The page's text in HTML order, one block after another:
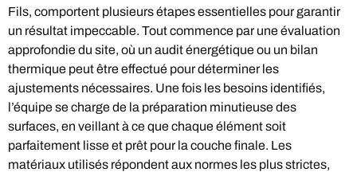
Fils, comportent plusieurs étapes essentielles pour garantir
un résultat impeccable. Tout commence par une évaluation
approfondie du site, où un audit énergétique ou un bilan
thermique peut être effectué pour déterminer les
ajustements nécessaires. Une fois les besoins identifiés,
l’équipe se charge de la préparation minutieuse des
surfaces, en veillant à ce que chaque élément soit
parfaitement lisse et prêt pour la couche finale. Les
matériaux utilisés répondent aux normes les plus strictes,